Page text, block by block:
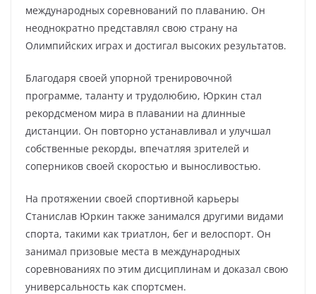
международных соревнований по плаванию. Он
неоднократно представлял свою страну на
Олимпийских играх и достигал высоких результатов.
Благодаря своей упорной тренировочной
программе, таланту и трудолюбию, Юркин стал
рекордсменом мира в плавании на длинные
дистанции. Он повторно устанавливал и улучшал
собственные рекорды, впечатляя зрителей и
соперников своей скоростью и выносливостью.
На протяжении своей спортивной карьеры
Станислав Юркин также занимался другими видами
спорта, такими как триатлон, бег и велоспорт. Он
занимал призовые места в международных
соревнованиях по этим дисциплинам и доказал свою
универсальность как спортсмен.